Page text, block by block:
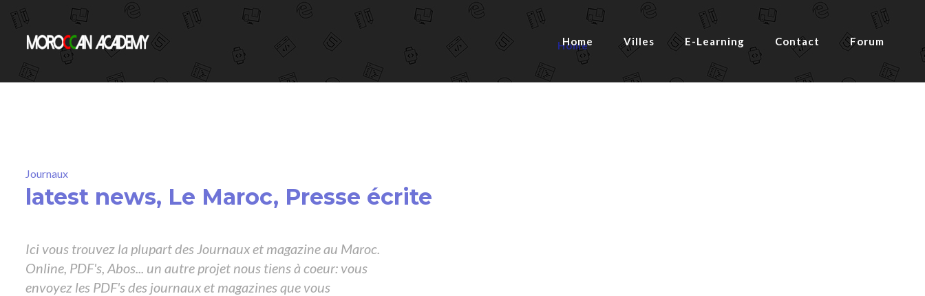
Home Villes E-Learning Contact Forum
Journaux
latest news, Le Maroc, Presse écrite
Ici vous trouvez la plupart des Journaux et magazine au Maroc.
Online, PDF's, Abos... un autre projet nous tiens à coeur: vous
envoyez les PDF's des journaux et magazines que vous